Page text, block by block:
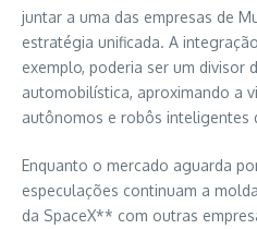
juntar a uma das empresas de
estratégia unificada. A
exemplo, poderia ser um divisor
automobilística, aproximando a
autônomos e robôs inteligentes
Enquanto o mercado aguarda
especulações continuam a
da SpaceX** com outras